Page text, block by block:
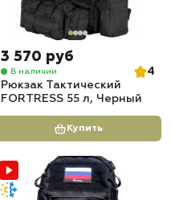
3 570 руб
В наличии
4
Рюкзак Тактический
FORTRESS 55 л, Черный
Купить